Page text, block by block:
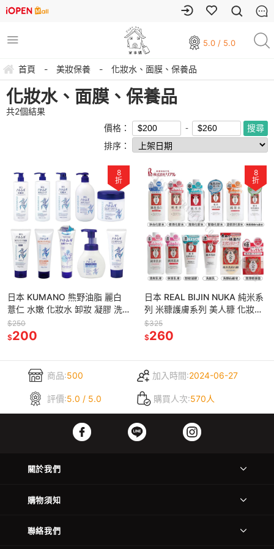
5.0 / 5.0
首頁 - 美妝保養 - 化妝水、面膜、保養品
化妝水、面膜、保養品
共2個結果
價格：
排序：
8
折
日本 KUMANO 熊野油脂 麗白
薏仁 水嫩 化妝水 卸妝 凝膠 洗
面乳 沐浴乳 多款任選
$250
$200
8
折
日本 REAL BIJIN NUKA 純米系
列 米糠護膚系列 美人糠 化妝水
洗面乳 乳液 精華霜 多款任選
$325
$260
商品:500 加入時間:2024-06-27
評價:5.0 / 5.0 購買人次:570人
關於我們
購物須知
聯絡我們